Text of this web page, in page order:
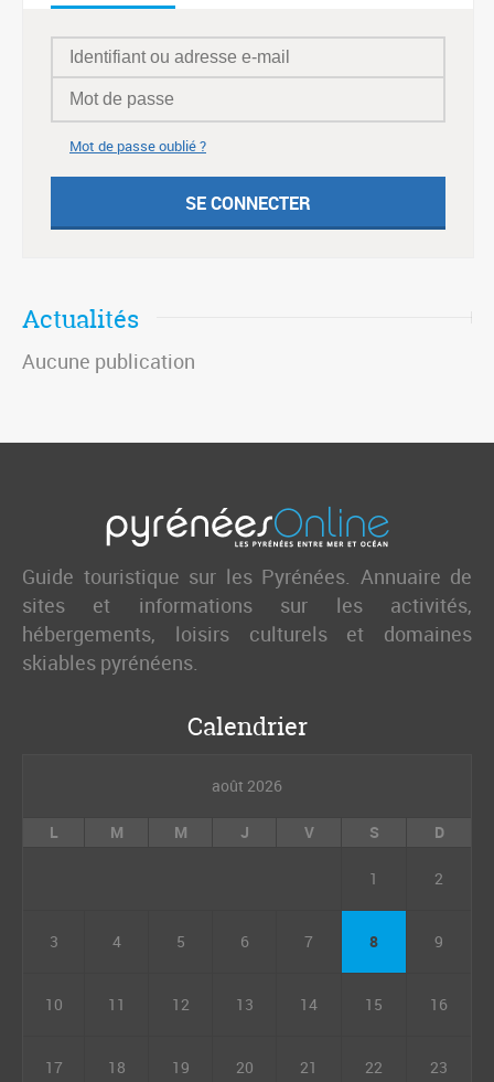
Mot de passe oublié ?
Actualités
Aucune publication
Guide touristique sur les Pyrénées. Annuaire de
sites et informations sur les activités,
hébergements, loisirs culturels et domaines
skiables pyrénéens.
Calendrier
août 2026
L M M J V S D
1 2
3 4 5 6 7 8 9
10 11 12 13 14 15 16
17 18 19 20 21 22 23